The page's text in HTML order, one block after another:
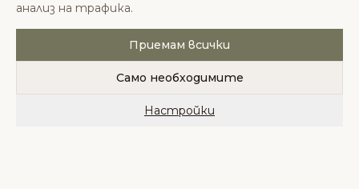
© 2026 Одоната Козметикс ООД. Всички права
запазени.
Политика за поверителностОбщи условия
анализ на трафика.
Приемам всички
Само необходимите
Настройки